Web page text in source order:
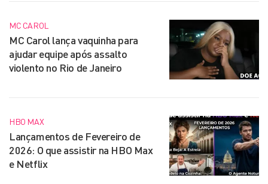
MC CAROL
MC Carol lança vaquinha para
ajudar equipe após assalto
violento no Rio de Janeiro
HBO MAX
Lançamentos de Fevereiro de
2026: O que assistir na HBO Max
e Netflix